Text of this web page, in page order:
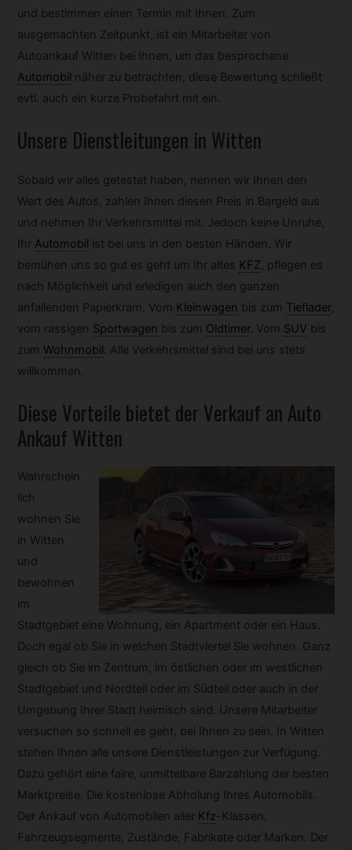
und bestimmen einen Termin mit Ihnen. Zum
ausgemachten Zeitpunkt, ist ein Mitarbeiter von
Autoankauf Witten bei Ihnen, um das besprochene
Automobil näher zu betrachten, diese Bewertung schließt
evtl. auch ein kurze Probefahrt mit ein.
Unsere Dienstleitungen in Witten
Sobald wir alles getestet haben, nennen wir Ihnen den
Wert des Autos, zahlen Ihnen diesen Preis in Bargeld aus
und nehmen Ihr Verkehrsmittel mit. Jedoch keine Unruhe,
Ihr Automobil ist bei uns in den besten Händen. Wir
bemühen uns so gut es geht um Ihr altes KFZ, pflegen es
nach Möglichkeit und erledigen auch den ganzen
anfallenden Papierkram. Vom Kleinwagen bis zum Tieflader,
vom rassigen Sportwagen bis zum Oldtimer. Vom SUV bis
zum Wohnmobil. Alle Verkehrsmittel sind bei uns stets
willkommen.
Diese Vorteile bietet der Verkauf an Auto
Ankauf Witten
Wahrschein
lich
wohnen Sie
in Witten
und
bewohnen
im
Stadtgebiet eine Wohnung, ein Apartment oder ein Haus.
Doch egal ob Sie in welchen Stadtviertel Sie wohnen. Ganz
gleich ob Sie im Zentrum, im östlichen oder im westlichen
Stadtgebiet und Nordteil oder im Südteil oder auch in der
Umgebung Ihrer Stadt heimisch sind. Unsere Mitarbeiter
versuchen so schnell es geht, bei Ihnen zu sein. In Witten
stehen Ihnen alle unsere Dienstleistungen zur Verfügung.
Dazu gehört eine faire, unmittelbare Barzahlung der besten
Marktpreise. Die kostenlose Abholung Ihres Automobils.
Der Ankauf von Automobilen aller Kfz- Klassen,
Fahrzeugsegmente, Zustände, Fabrikate oder Marken. Der